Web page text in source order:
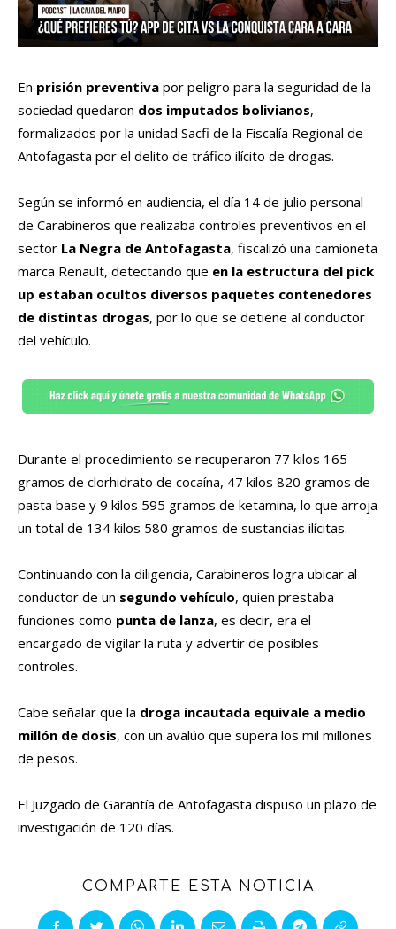
En prisión preventiva por peligro para la seguridad de la
sociedad quedaron dos imputados bolivianos,
formalizados por la unidad Sacfi de la Fiscalía Regional de
Antofagasta por el delito de tráfico ilícito de drogas.
Según se informó en audiencia, el día 14 de julio personal
de Carabineros que realizaba controles preventivos en el
sector La Negra de Antofagasta, fiscalizó una camioneta
marca Renault, detectando que en la estructura del pick
up estaban ocultos diversos paquetes contenedores
de distintas drogas, por lo que se detiene al conductor
del vehículo.
Durante el procedimiento se recuperaron 77 kilos 165
gramos de clorhidrato de cocaína, 47 kilos 820 gramos de
pasta base y 9 kilos 595 gramos de ketamina, lo que arroja
un total de 134 kilos 580 gramos de sustancias ilícitas.
Continuando con la diligencia, Carabineros logra ubicar al
conductor de un segundo vehículo, quien prestaba
funciones como punta de lanza, es decir, era el
encargado de vigilar la ruta y advertir de posibles
controles.
Cabe señalar que la droga incautada equivale a medio
millón de dosis, con un avalúo que supera los mil millones
de pesos.
El Juzgado de Garantía de Antofagasta dispuso un plazo de
investigación de 120 días.
COMPARTE ESTA NOTICIA